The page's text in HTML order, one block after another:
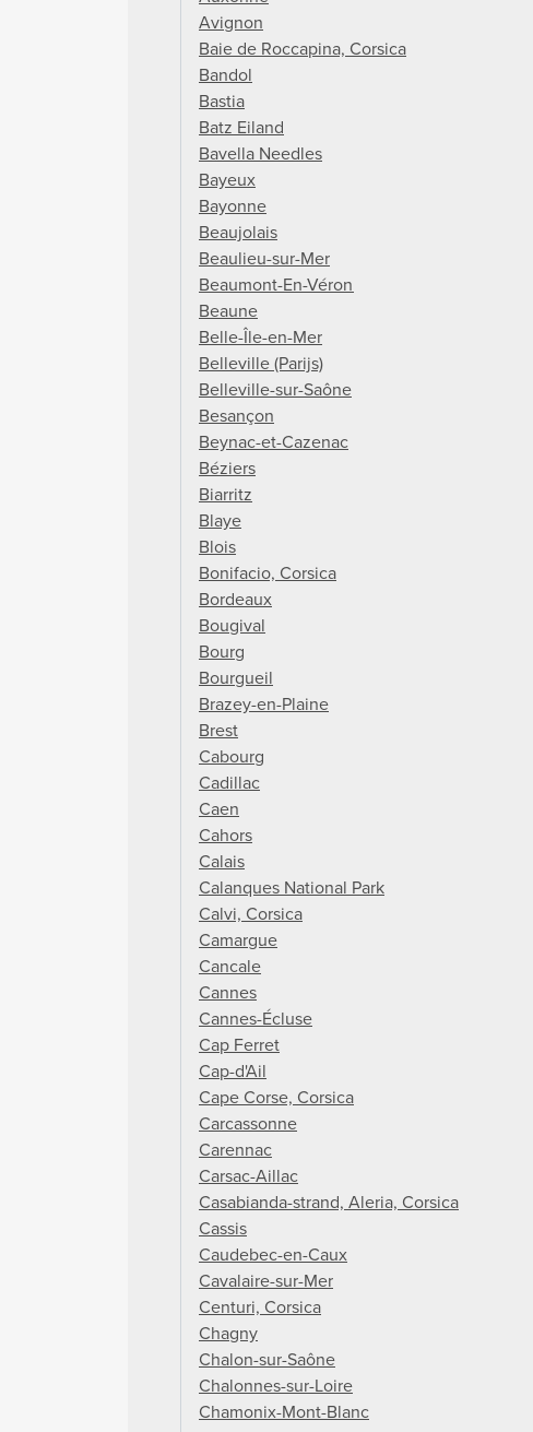
Avignon
Baie de Roccapina, Corsica
Bandol
Bastia
Batz Eiland
Bavella Needles
Bayeux
Bayonne
Beaujolais
Beaulieu-sur-Mer
Beaumont-En-Véron
Beaune
Belle-Île-en-Mer
Belleville (Parijs)
Belleville-sur-Saône
Besançon
Beynac-et-Cazenac
Béziers
Biarritz
Blaye
Blois
Bonifacio, Corsica
Bordeaux
Bougival
Bourg
Bourgueil
Brazey-en-Plaine
Brest
Cabourg
Cadillac
Caen
Cahors
Calais
Calanques National Park
Calvi, Corsica
Camargue
Cancale
Cannes
Cannes-Écluse
Cap Ferret
Cap-d'Ail
Cape Corse, Corsica
Carcassonne
Carennac
Carsac-Aillac
Casabianda-strand, Aleria, Corsica
Cassis
Caudebec-en-Caux
Cavalaire-sur-Mer
Centuri, Corsica
Chagny
Chalon-sur-Saône
Chalonnes-sur-Loire
Chamonix-Mont-Blanc